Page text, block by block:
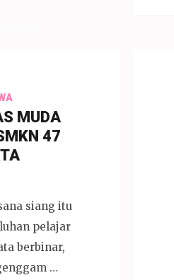
MUDA
47
siang itu
pelajar
berbinar,
…